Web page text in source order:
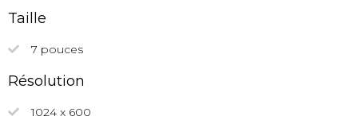
Taille
7 pouces
Résolution
1024 x 600